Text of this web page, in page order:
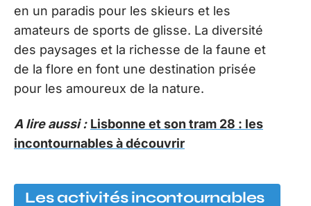
en un paradis pour les skieurs et les
amateurs de sports de glisse. La diversité
des paysages et la richesse de la faune et
de la flore en font une destination prisée
pour les amoureux de la nature.
A lire aussi : Lisbonne et son tram 28 : les
incontournables à découvrir
Les activités incontournables